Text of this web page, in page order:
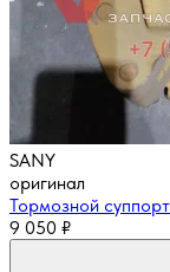
SANY
оригинал
Тормозной
9 050 ₽